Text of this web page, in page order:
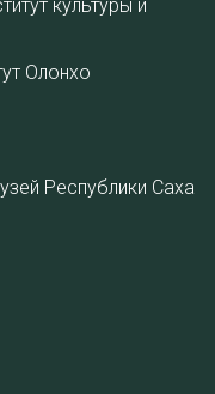
культуры и
Олонхо
Республики Саха